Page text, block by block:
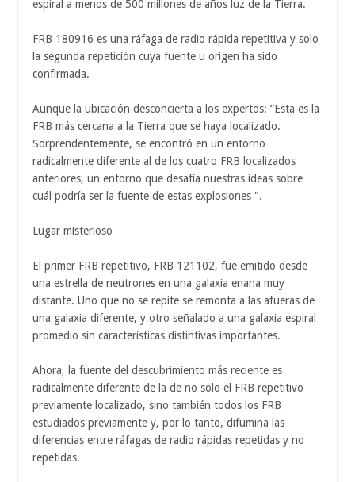
espiral a menos de 500 millones de años luz de la Tierra.
FRB 180916 es una ráfaga de radio rápida repetitiva y solo
la segunda repetición cuya fuente u origen ha sido
confirmada.
Aunque la ubicación desconcierta a los expertos: “Esta es la
FRB más cercana a la Tierra que se haya localizado.
Sorprendentemente, se encontró en un entorno
radicalmente diferente al de los cuatro FRB localizados
anteriores, un entorno que desafía nuestras ideas sobre
cuál podría ser la fuente de estas explosiones ".
Lugar misterioso
El primer FRB repetitivo, FRB 121102, fue emitido desde
una estrella de neutrones en una galaxia enana muy
distante. Uno que no se repite se remonta a las afueras de
una galaxia diferente, y otro señalado a una galaxia espiral
promedio sin características distintivas importantes.
Ahora, la fuente del descubrimiento más reciente es
radicalmente diferente de la de no solo el FRB repetitivo
previamente localizado, sino también todos los FRB
estudiados previamente y, por lo tanto, difumina las
diferencias entre ráfagas de radio rápidas repetidas y no
repetidas.